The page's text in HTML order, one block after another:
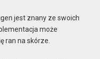
jest znany ze swoich
może
ran na skórze.